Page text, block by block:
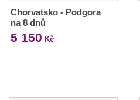
Chorvatsko - Podgora
na 8 dnů
5 150 Kč